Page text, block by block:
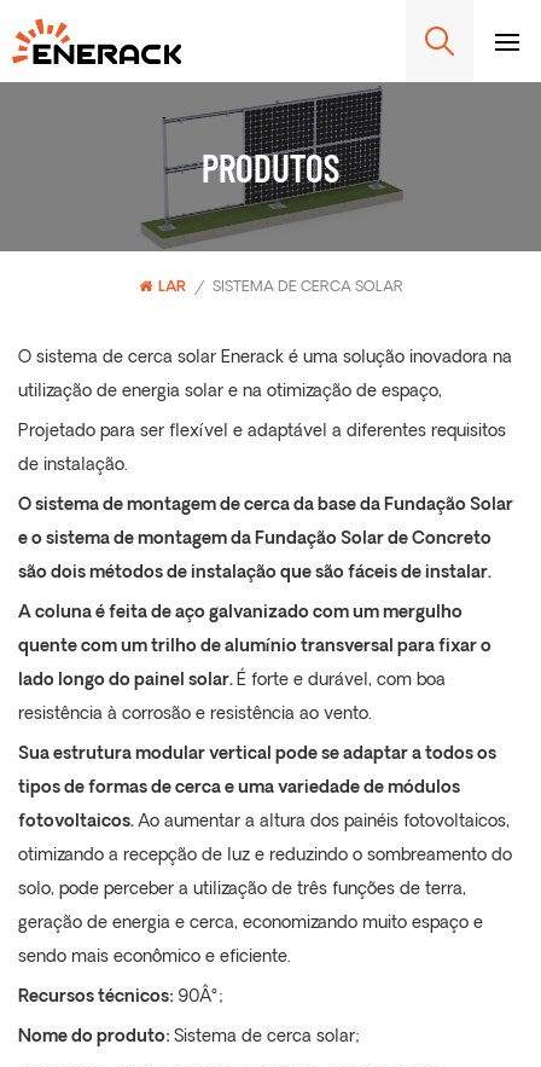
PRODUTOS
LAR / SISTEMA DE CERCA SOLAR
O sistema de cerca solar Enerack é uma solução inovadora na
utilização de energia solar e na otimização de espaço,
Projetado para ser flexível e adaptável a diferentes requisitos
de instalação.
O sistema de montagem de cerca da base da Fundação Solar
e o sistema de montagem da Fundação Solar de Concreto
são dois métodos de instalação que são fáceis de instalar.
A coluna é feita de aço galvanizado com um mergulho
quente com um trilho de alumínio transversal para fixar o
lado longo do painel solar. É forte e durável, com boa
resistência à corrosão e resistência ao vento.
Sua estrutura modular vertical pode se adaptar a todos os
tipos de formas de cerca e uma variedade de módulos
fotovoltaicos. Ao aumentar a altura dos painéis fotovoltaicos,
otimizando a recepção de luz e reduzindo o sombreamento do
solo, pode perceber a utilização de três funções de terra,
geração de energia e cerca, economizando muito espaço e
sendo mais econômico e eficiente.
Recursos técnicos: 90Â°;
Nome do produto: Sistema de cerca solar;